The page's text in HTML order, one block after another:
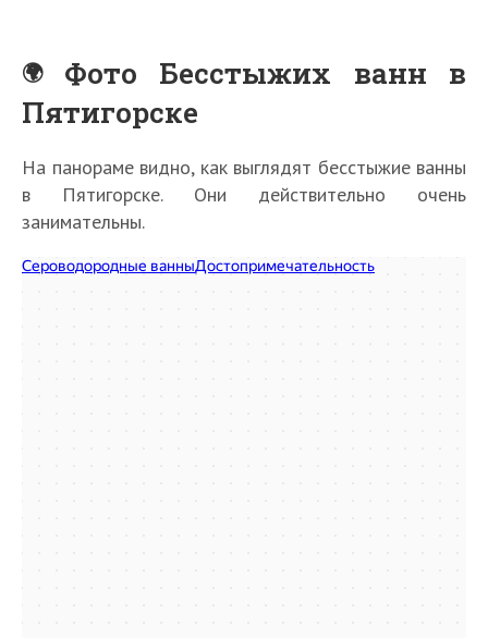
Фото Бесстыжих ванн в
Пятигорске
На панораме видно, как выглядят бесстыжие ванны
в Пятигорске. Они действительно очень
занимательны.